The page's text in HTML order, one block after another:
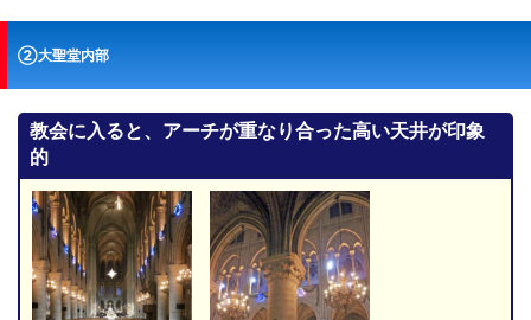
②大聖堂内部
教会に入ると、アーチが重なり合った高い天井が印象
的